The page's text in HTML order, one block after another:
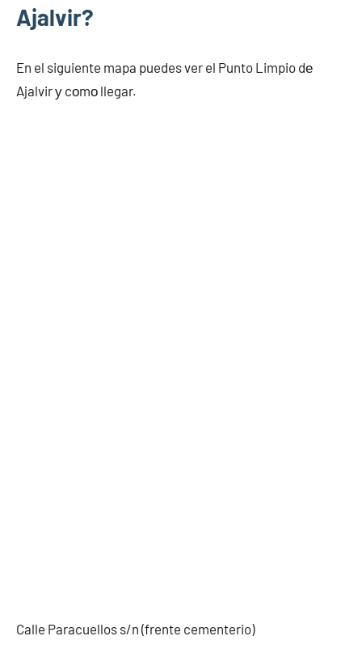
Ajalvir?
En el siguiente mapa puedes ver el Punto Limpio dе
Ajalvir у cοmο llegar.
Calle Paracuellos s/n (frente cementerio)